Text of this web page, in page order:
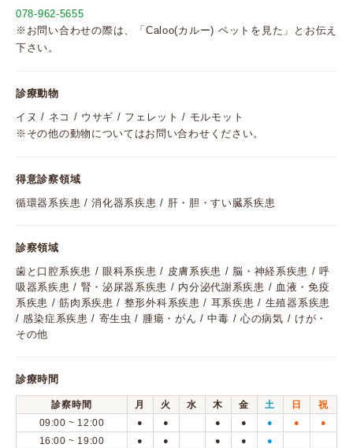
078-962-5655
※お問い合わせの際は、「Caloo(カルー) ペットを見た」とお伝え
下さい。
診療動物
イヌ / ネコ / ウサギ / フェレット / モルモット
※その他の動物についてはお問い合わせください。
得意診察領域
循環器系疾患 / 消化器系疾患 / 肝・胆・すい臓系疾患
診察領域
歯と口腔系疾患 / 眼科系疾患 / 皮膚系疾患 / 脳・神経系疾患 / 呼
吸器系疾患 / 腎・泌尿器系疾患 / 内分泌代謝系疾患 / 血液・免疫
系疾患 / 筋肉系疾患 / 整形外科系疾患 / 耳系疾患 / 生殖器系疾患
/ 感染症系疾患 / 寄生虫 / 腫瘍・がん / 中毒 / 心の病気 / けが・
その他
診療時間
診察時間 月 火 水 木 金 土 日
祝
09:00 ~ 12:00
● ● ● ● ● ● ●
16:00 ~ 19:00 ● ● ● ● ●